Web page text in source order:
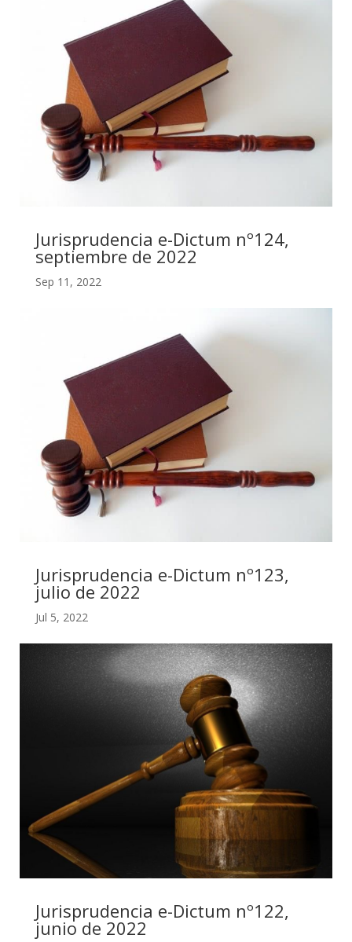
Jurisprudencia e-Dictum nº124,
septiembre de 2022
Sep 11, 2022
Jurisprudencia e-Dictum nº123,
julio de 2022
Jul 5, 2022
Jurisprudencia e-Dictum nº122,
junio de 2022